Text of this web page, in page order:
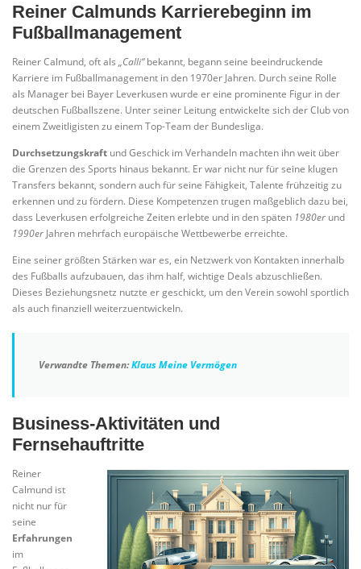
Reiner Calmunds Karrierebeginn im
Fußballmanagement
Reiner Calmund, oft als „Calli“bekannt, begann seine beeindruckende
Karriere im Fußballmanagement in den 1970er Jahren. Durch seine Rolle
als Manager bei Bayer Leverkusen wurde er eine prominente Figur in der
deutschen Fußballszene. Unter seiner Leitung entwickelte sich der Club von
einem Zweitligisten zu einem Top-Team der Bundesliga.
Durchsetzungskraft und Geschick im Verhandeln machten ihn weit über
die Grenzen des Sports hinaus bekannt. Er war nicht nur für seine klugen
Transfers bekannt, sondern auch für seine Fähigkeit, Talente frühzeitig zu
erkennen und zu fördern. Diese Kompetenzen trugen maßgeblich dazu bei,
dass Leverkusen erfolgreiche Zeiten erlebte und in den späten 1980er und
1990er Jahren mehrfach europäische Wettbewerbe erreichte.
Eine seiner größten Stärken war es, ein Netzwerk von Kontakten innerhalb
des Fußballs aufzubauen, das ihm half, wichtige Deals abzuschließen.
Dieses Beziehungsnetz nutzte er geschickt, um den Verein sowohl sportlich
als auch finanziell weiterzuentwickeln.
Verwandte Themen:Klaus Meine Vermögen
Business-Aktivitäten und
Fernsehauftritte
Reiner
Calmund ist
nicht nur für
seine
Erfahrungen
im